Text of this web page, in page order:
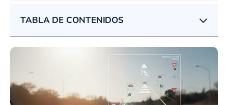
TABLA DE CONTENIDOS